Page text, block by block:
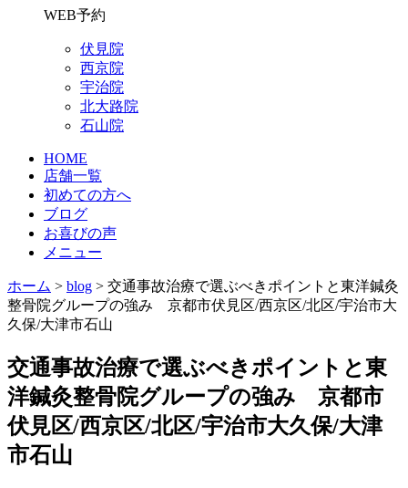
WEB予約
伏見院
西京院
宇治院
北大路院
石山院
HOME
店舗一覧
初めての方へ
ブログ
お喜びの声
メニュー
ホーム > blog > 交通事故治療で選ぶべきポイントと東洋鍼灸
整骨院グループの強み 京都市伏見区/西京区/北区/宇治市大
久保/大津市石山
交通事故治療で選ぶべきポイントと東
洋鍼灸整骨院グループの強み 京都市
伏見区/西京区/北区/宇治市大久保/大津
市石山